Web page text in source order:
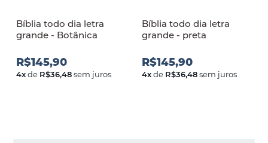
Bíblia todo dia letra
grande - Botânica
R$145,90
4xde R$36,48sem juros
Bíblia todo dia letra
grande - preta
R$145,90
4xde R$36,48sem juros